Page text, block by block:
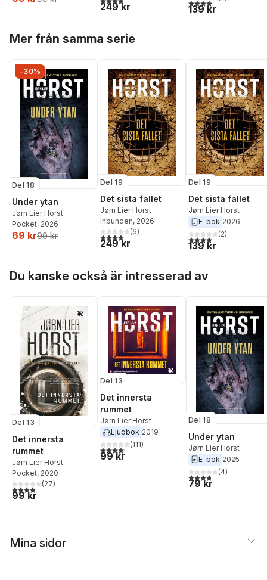
249 kr 139 kr
Mer från samma serie
-30%
Del 18
Under ytan
Jørn Lier Horst
Pocket, 2026
69 kr99 kr
Del 19
Det sista fallet
Jørn Lier Horst
Inbunden, 2026
3,8utav 5 stjärnor. Totalt antal röster:
(6)
249 kr
Del 19
Det sista fallet
Jørn Lier Horst
E-bok 2026
4,0utav 5 stjärnor.
(2)
139 kr
Du kanske också är intresserad av
Del 13
Det innersta
rummet
Jørn Lier Horst
Pocket, 2020
4,0utav 5 stjärnor. Totalt antal röster:
(27)
99 kr
Del 13
Det innersta
rummet
Jørn Lier Horst
Ljudbok 2019
4,1utav 5 stjärnor. Totalt antal röster:
(111)
99 kr
Del 18
Under ytan
Jørn Lier Horst
E-bok 2025
3,8utav 5 stjärnor.
(4)
79 kr
Mina sidor